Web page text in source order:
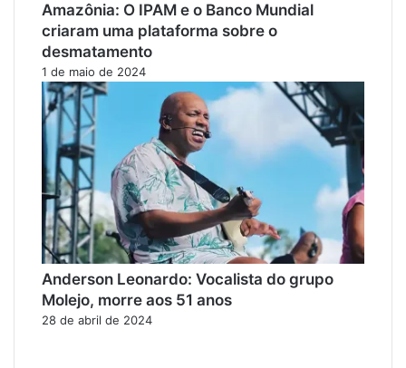
Amazônia: O IPAM e o Banco Mundial
criaram uma plataforma sobre o
desmatamento
1 de maio de 2024
Anderson Leonardo: Vocalista do grupo
Molejo, morre aos 51 anos
28 de abril de 2024